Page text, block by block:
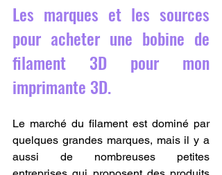
Les marques et les sources
pour acheter une bobine de
filament 3D pour mon
imprimante 3D.
Le marché du filament est dominé par
quelques grandes marques, mais il y a
aussi de nombreuses petites